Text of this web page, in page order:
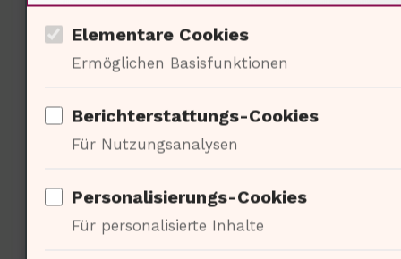
Programme investieren, die das
Wohlbefinden der Mitarbeitenden
unterstützen […]
der Logistik
Elementare Cookies
Ermöglichen Basisfunktionen
Berichterstattungs-Cookies
Für Nutzungsanalysen
Personalisierungs-Cookies
Für personalisierte Inhalte